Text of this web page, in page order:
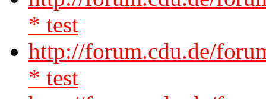
* test
http://forum.cdu.de/
* test